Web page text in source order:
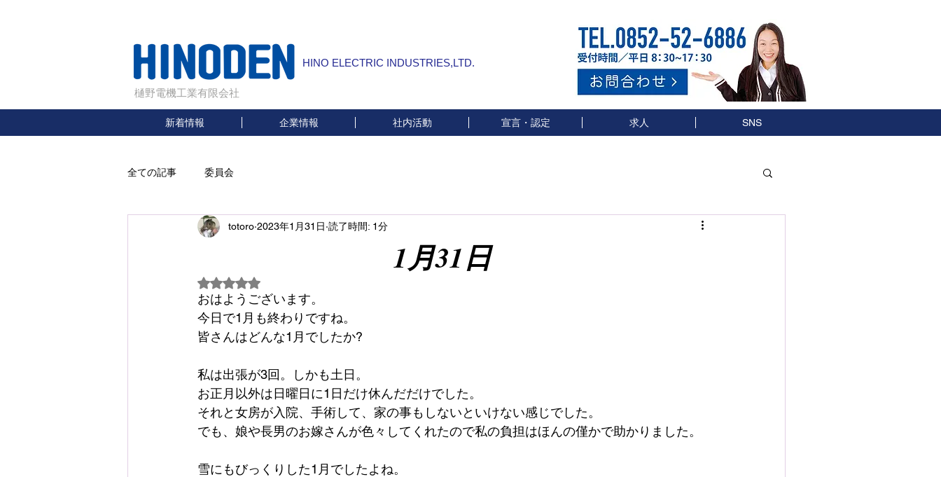
樋野電機工業有限会社
HINO ELECTRIC INDUSTRIES,LTD.
新着情報 企業情報 社内活動 宣言・認定 求人 SNS
全ての記事 委員会
1月31日
totoro 2023年1月31日 読了時間: 1分
5つ星のうちNaNと評価されています。
おはようございます。
今日で1月も終わりですね。
皆さんはどんな1月でしたか?
私は出張が3回。しかも土日。
お正月以外は日曜日に1日だけ休んだだけでした。
それと女房が入院、手術して、家の事もしないといけない感じでした。
でも、娘や長男のお嫁さんが色々してくれたので私の負担はほんの僅かで助かりました。
雪にもびっくりした1月でしたよね。